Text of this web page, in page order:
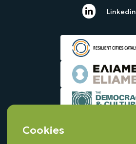
Linkedin
Cookies